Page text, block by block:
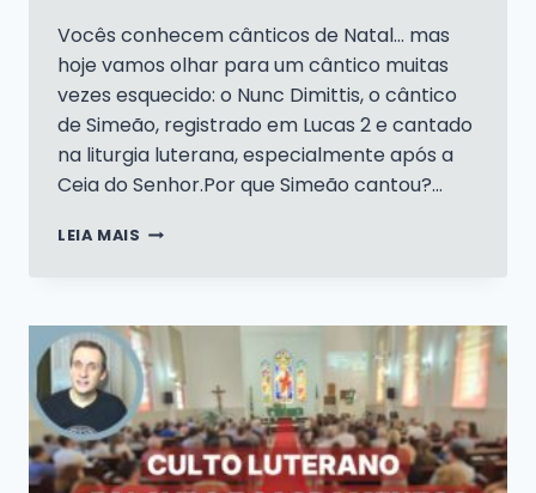
Vocês conhecem cânticos de Natal… mas
hoje vamos olhar para um cântico muitas
vezes esquecido: o Nunc Dimittis, o cântico
de Simeão, registrado em Lucas 2 e cantado
na liturgia luterana, especialmente após a
Ceia do Senhor.Por que Simeão cantou?…
LEIA MAIS CÂNTICO
NUNC
DIMITTIS